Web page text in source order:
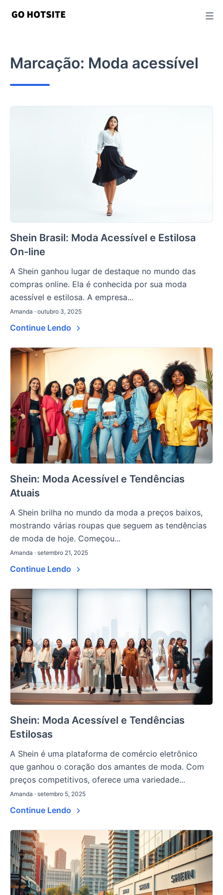
Marcação: Moda acessível
Shein Brasil: Moda Acessível e Estilosa
On-line
A Shein ganhou lugar de destaque no mundo das
compras online. Ela é conhecida por sua moda
acessível e estilosa. A empresa...
Amanda · outubro 3, 2025
Continue Lendo
Shein: Moda Acessível e Tendências
Atuais
A Shein brilha no mundo da moda a preços baixos,
mostrando várias roupas que seguem as tendências
de moda de hoje. Começou...
Amanda · setembro 21, 2025
Continue Lendo
Shein: Moda Acessível e Tendências
Estilosas
A Shein é uma plataforma de comércio eletrônico
que ganhou o coração dos amantes de moda. Com
preços competitivos, oferece uma variedade...
Amanda · setembro 5, 2025
Continue Lendo